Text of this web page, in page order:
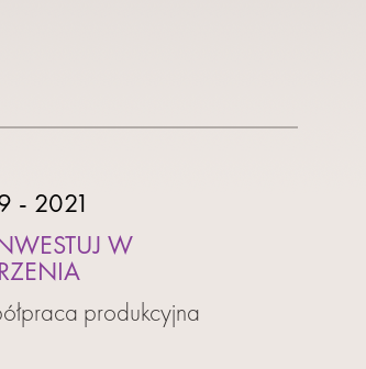
- 2021
W
produkcyjna